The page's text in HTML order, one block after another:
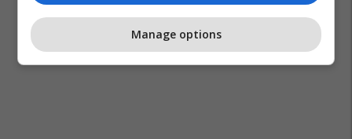
Manage options